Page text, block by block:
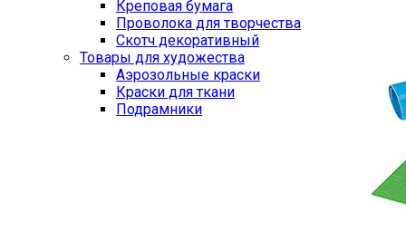
Креповая бумага
Проволока для творчества
Скотч декоративный
Товары для художества
Аэрозольные краски
Краски для ткани
Подрамники